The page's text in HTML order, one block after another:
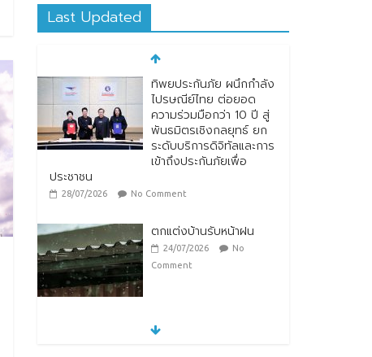
Last Updated
ทิพยประกันภัย ผนึกกำลัง
ไปรษณีย์ไทย ต่อยอด
ความร่วมมือกว่า 10 ปี สู่
พันธมิตรเชิงกลยุทธ์ ยก
ระดับบริการดิจิทัลและการ
เข้าถึงประกันภัยเพื่อ
ประชาชน
28/07/2026 No Comment
ตกแต่งบ้านรับหน้าฝน
24/07/2026
No
Comment
หมู่บ้านโบราณหยุนสุ่ยเหยา